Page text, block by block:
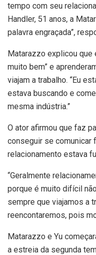
tempo com seu
Handler, 51 anos, a
palavra engraçada”,
Matarazzo explicou que
muito bem” e
viajam a trabalho. “Eu
estava buscando e
mesma indústria.”
O ator afirmou que faz
conseguir se comunicar
relacionamento estava
“Geralmente
porque é muito difícil
sempre que viajamos a
reencontaremos, pois
Matarazzo e Yu
a estreia da segunda